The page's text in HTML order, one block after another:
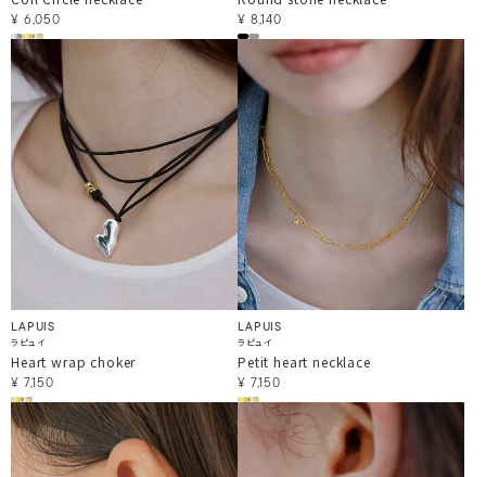
¥ 6,050 ¥ 8,140
LAPUIS
ラピュイ
Heart wrap choker
¥ 7,150
LAPUIS
ラピュイ
Petit heart necklace
¥ 7,150